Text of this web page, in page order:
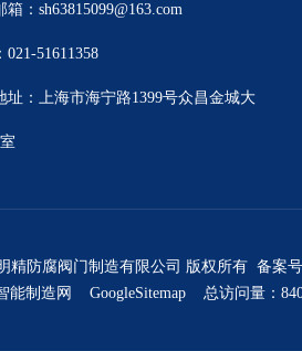
箱：sh63815099@163.com
021-51611358
址：上海市海宁路1399号众昌金城大
精防腐阀门制造有限公司 版权所有 备案
能制造网 GoogleSitemap 总访问量：